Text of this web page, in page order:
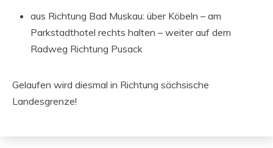
aus Richtung Bad Muskau: über Köbeln – am
Parkstadthotel rechts halten – weiter auf dem
Radweg Richtung Pusack
Gelaufen wird diesmal in Richtung sächsische
Landesgrenze!